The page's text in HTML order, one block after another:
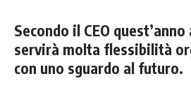
Secondo il CEO
servirà molta flessibilità
con uno sguardo al futuro.